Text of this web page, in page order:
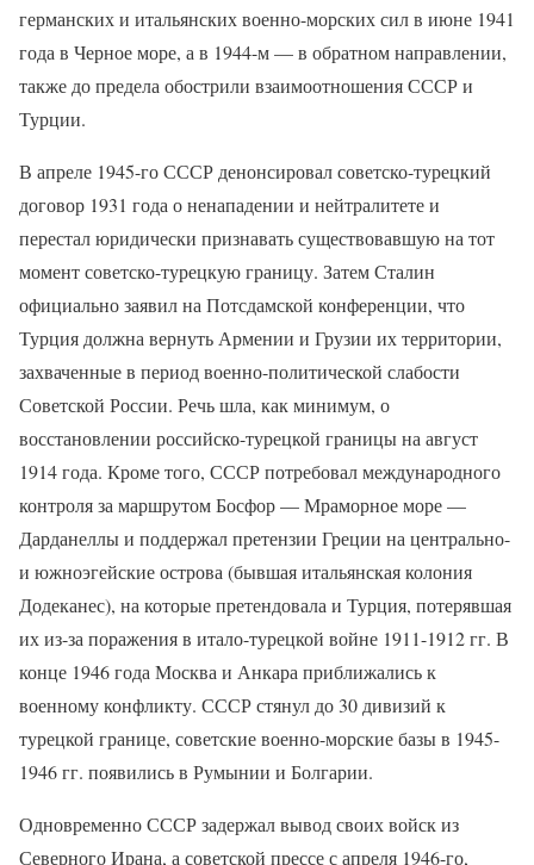
германских и итальянских военно-морских сил в июне 1941
года в Черное море, а в 1944-м — в обратном направлении,
также до предела обострили взаимоотношения СССР и
Турции.
В апреле 1945-го СССР денонсировал советско-турецкий
договор 1931 года о ненападении и нейтралитете и
перестал юридически признавать существовавшую на тот
момент советско-турецкую границу. Затем Сталин
официально заявил на Потсдамской конференции, что
Турция должна вернуть Армении и Грузии их территории,
захваченные в период военно-политической слабости
Советской России. Речь шла, как минимум, о
восстановлении российско-турецкой границы на август
1914 года. Кроме того, СССР потребовал международного
контроля за маршрутом Босфор — Мраморное море —
Дарданеллы и поддержал претензии Греции на центрально-
и южноэгейские острова (бывшая итальянская колония
Додеканес), на которые претендовала и Турция, потерявшая
их из-за поражения в итало-турецкой войне 1911-1912 гг. В
конце 1946 года Москва и Анкара приближались к
военному конфликту. СССР стянул до 30 дивизий к
турецкой границе, советские военно-морские базы в 1945-
1946 гг. появились в Румынии и Болгарии.
Одновременно СССР задержал вывод своих войск из
Северного Ирана, а советской прессе с апреля 1946-го,